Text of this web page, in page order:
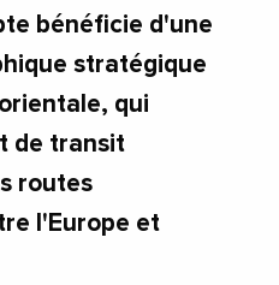
bénéficie d'une
stratégique
qui
de transit
routes
l'Europe et